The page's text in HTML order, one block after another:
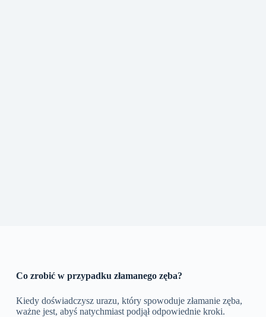
Co zrobić w przypadku złamanego zęba?
Kiedy doświadczysz urazu, który spowoduje złamanie zęba,
ważne jest, abyś natychmiast podjął odpowiednie kroki.